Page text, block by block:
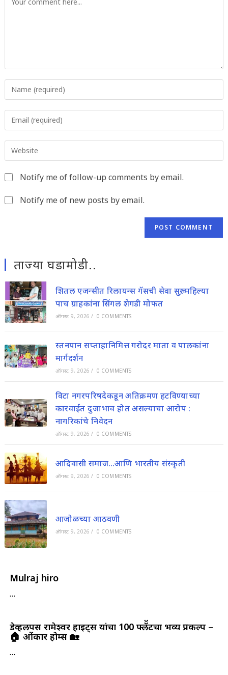
your
username
to
comment
your
address
to
comment
your
URL
Notify me of follow-up comments by email.
Notify me of new posts by email.
ताज्या घडामोडी..
शितल एजन्सीत रिलायन्स गॅसची सेवा सुरू; पहिल्या
पाच ग्राहकांना सिंगल शेगडी मोफत
ऑगस्ट 9, 2026 / 0 COMMENTS
स्तनपान सप्ताहानिमित्त गरोदर माता व पालकांना
मार्गदर्शन
ऑगस्ट 9, 2026 / 0 COMMENTS
विटा नगरपरिषदेकडून अतिक्रमण हटविण्याच्या
कारवाईत दुजाभाव होत असल्याचा आरोप :
नागरिकांचे निवेदन
ऑगस्ट 9, 2026 / 0 COMMENTS
आदिवासी समाज…आणि भारतीय संस्कृती
ऑगस्ट 9, 2026 / 0 COMMENTS
आजोळच्या आठवणी
ऑगस्ट 9, 2026 / 0 COMMENTS
Mulraj hiro
…
डेव्हलपर्स रामेश्वर हाईट्स यांचा 100 फ्लॅॅटचा भव्य प्रकल्प –
🏠 ओंकार होम्स 🏡
…